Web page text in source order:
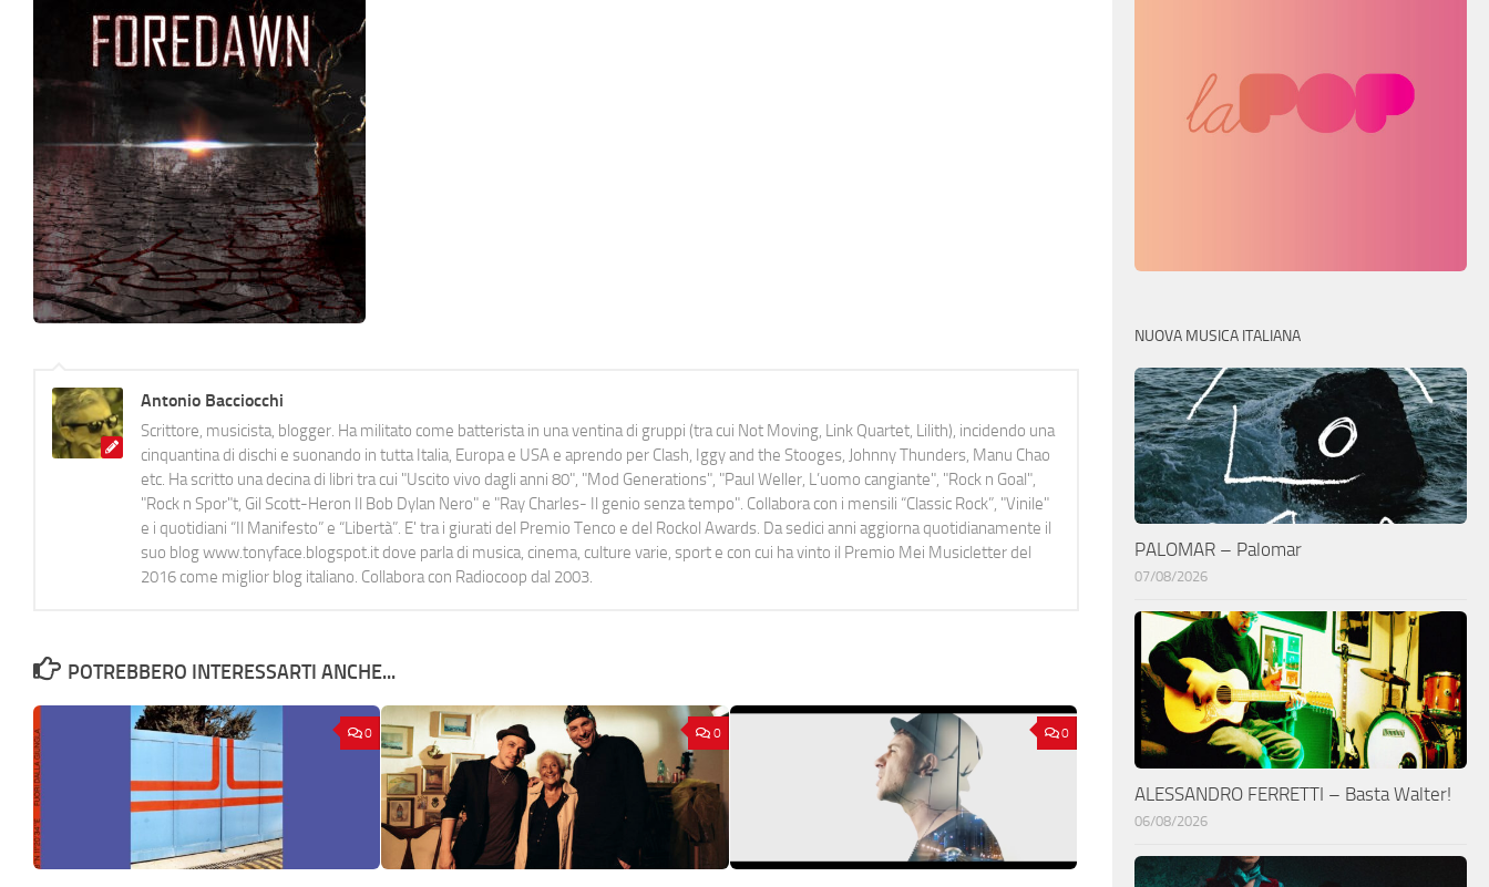
Antonio Bacciocchi
Scrittore, musicista, blogger. Ha militato come batterista in una ventina di gruppi (tra cui Not Moving, Link Quartet, Lilith), incidendo una
cinquantina di dischi e suonando in tutta Italia, Europa e USA e aprendo per Clash, Iggy and the Stooges, Johnny Thunders, Manu Chao
etc. Ha scritto una decina di libri tra cui "Uscito vivo dagli anni 80", "Mod Generations", "Paul Weller, L’uomo cangiante", "Rock n Goal",
"Rock n Spor"t, Gil Scott-Heron Il Bob Dylan Nero" e "Ray Charles- Il genio senza tempo". Collabora con i mensili “Classic Rock”, "Vinile"
e i quotidiani “Il Manifesto” e “Libertà”. E' tra i giurati del Premio Tenco e del Rockol Awards. Da sedici anni aggiorna quotidianamente il
suo blog www.tonyface.blogspot.it dove parla di musica, cinema, culture varie, sport e con cui ha vinto il Premio Mei Musicletter del
2016 come miglior blog italiano. Collabora con Radiocoop dal 2003.
POTREBBERO INTERESSARTI ANCHE...
0 0 0
NUOVA MUSICA ITALIANA
PALOMAR – Palomar
07/08/2026
ALESSANDRO FERRETTI – Basta Walter!
06/08/2026